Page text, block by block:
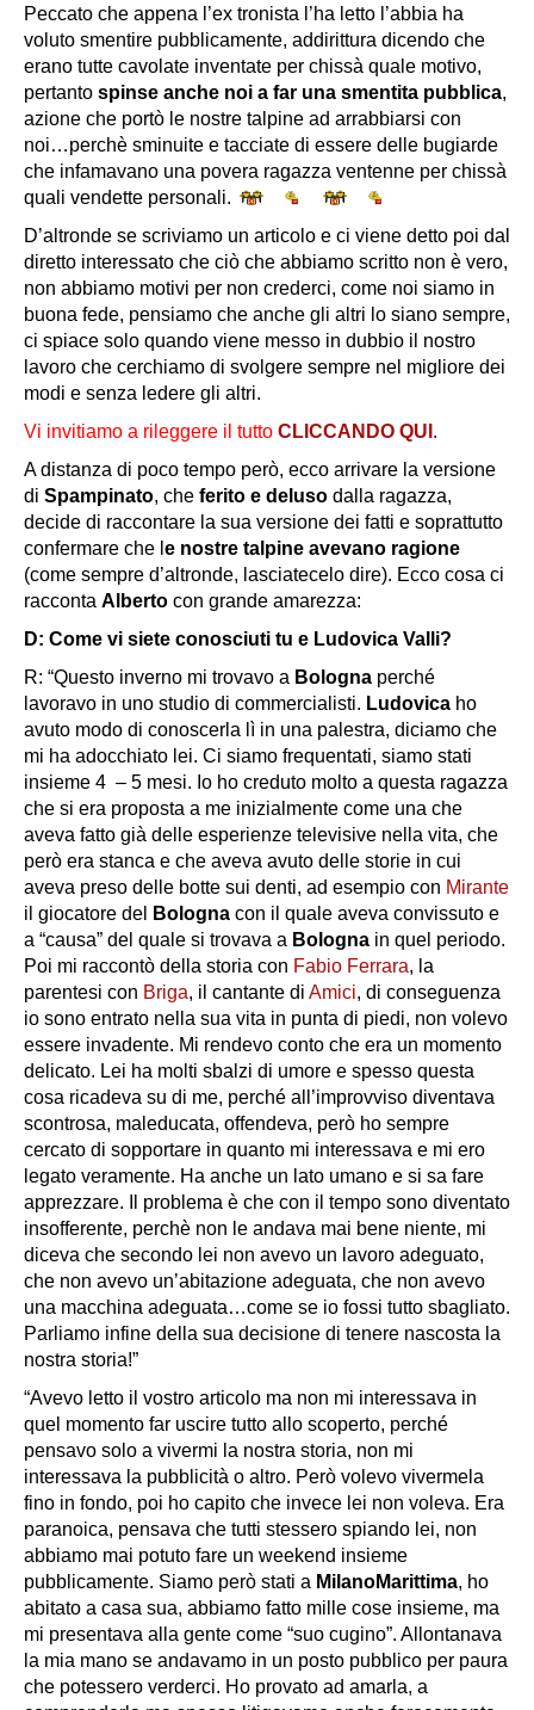
Peccato che appena l’ex tronista l’ha letto l’abbia ha
voluto smentire pubblicamente, addirittura dicendo che
erano tutte cavolate inventate per chissà quale motivo,
pertanto spinse anche noi a far una smentita pubblica,
azione che portò le nostre talpine ad arrabbiarsi con
noi…perchè sminuite e tacciate di essere delle bugiarde
che infamavano una povera ragazza ventenne per chissà
quali vendette personali.
D’altronde se scriviamo un articolo e ci viene detto poi dal
diretto interessato che ciò che abbiamo scritto non è vero,
non abbiamo motivi per non crederci, come noi siamo in
buona fede, pensiamo che anche gli altri lo siano sempre,
ci spiace solo quando viene messo in dubbio il nostro
lavoro che cerchiamo di svolgere sempre nel migliore dei
modi e senza ledere gli altri.
Vi invitiamo a rileggere il tutto CLICCANDO QUI .
A distanza di poco tempo però, ecco arrivare la versione
di Spampinato, che ferito e deluso dalla ragazza,
decide di raccontare la sua versione dei fatti e soprattutto
confermare che l e nostre talpine avevano ragione
(come sempre d’altronde, lasciatecelo dire). Ecco cosa ci
racconta Alberto con grande amarezza:
D: Come vi siete conosciuti tu e Ludovica Valli?
R: “Questo inverno mi trovavo a Bologna perché
lavoravo in uno studio di commercialisti. Ludovica ho
avuto modo di conoscerla lì in una palestra, diciamo che
mi ha adocchiato lei. Ci siamo frequentati, siamo stati
insieme 4 – 5 mesi. Io ho creduto molto a questa ragazza
che si era proposta a me inizialmente come una che
aveva fatto già delle esperienze televisive nella vita, che
però era stanca e che aveva avuto delle storie in cui
aveva preso delle botte sui denti, ad esempio con Mirante
il giocatore del
Bologna con il quale aveva convissuto e
a “causa” del quale si trovava a Bologna in quel periodo.
Poi mi raccontò della storia con Fabio Ferrara, la
parentesi con Briga, il cantante di Amici, di conseguenza
io sono entrato nella sua vita in punta di piedi, non volevo
essere invadente. Mi rendevo conto che era un momento
delicato. Lei ha molti sbalzi di umore e spesso questa
cosa ricadeva su di me, perché all’improvviso diventava
scontrosa, maleducata, offendeva, però ho sempre
cercato di sopportare in quanto mi interessava e mi ero
legato veramente. Ha anche un lato umano e si sa fare
apprezzare. Il problema è che con il tempo sono diventato
insofferente, perchè non le andava mai bene niente, mi
diceva che secondo lei non avevo un lavoro adeguato,
che non avevo un’abitazione adeguata, che non avevo
una macchina adeguata…come se io fossi tutto sbagliato.
Parliamo infine della sua decisione di tenere nascosta la
nostra storia!”
“Avevo letto il vostro articolo ma non mi interessava in
quel momento far uscire tutto allo scoperto, perché
pensavo solo a vivermi la nostra storia, non mi
interessava la pubblicità o altro. Però volevo vivermela
fino in fondo, poi ho capito che invece lei non voleva. Era
paranoica, pensava che tutti stessero spiando lei, non
abbiamo mai potuto fare un weekend insieme
pubblicamente. Siamo però stati a MilanoMarittima, ho
abitato a casa sua, abbiamo fatto mille cose insieme, ma
mi presentava alla gente come “suo cugino”. Allontanava
la mia mano se andavamo in un posto pubblico per paura
che potessero verderci. Ho provato ad amarla, a